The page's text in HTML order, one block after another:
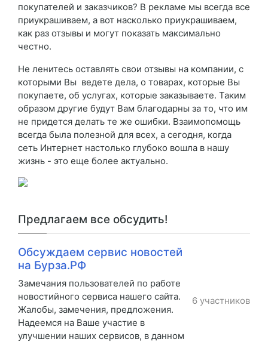
покупателей и заказчиков? В рекламе мы всегда все
приукрашиваем, а вот насколько приукрашиваем,
как раз отзывы и могут показать максимально
честно.
Не ленитесь оставлять свои отзывы на компании, с
которыми Вы ведете дела, о товарах, которые Вы
покупаете, об услугах, которые заказываете. Таким
образом другие будут Вам благодарны за то, что им
не придется делать те же ошибки. Взаимопомощь
всегда была полезной для всех, а сегодня, когда
сеть Интернет настолько глубоко вошла в нашу
жизнь - это еще более актуально.
Предлагаем все обсудить!
Обсуждаем сервис новостей
на Бурза.РФ
Замечания пользователей по работе
новостийного сервиса нашего сайта.
Жалобы, замечения, предложения.
Надеемся на Ваше участие в
улучшении наших сервисов, в данном
6 участников